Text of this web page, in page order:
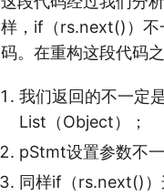
样，if（rs.next()）不
码。在重构这段代码
我们返回的不一定
List（Object）；
pStmt设置参数不
同样if（rs.next()）